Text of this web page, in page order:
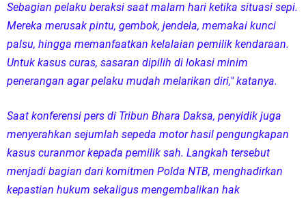
Sebagian pelaku beraksi saat malam hari ketika situasi sepi.
Mereka merusak pintu, gembok, jendela, memakai kunci
palsu, hingga memanfaatkan kelalaian pemilik kendaraan.
Untuk kasus curas, sasaran dipilih di lokasi minim
penerangan agar pelaku mudah melarikan diri," katanya.
Saat konferensi pers di Tribun Bhara Daksa, penyidik juga
menyerahkan sejumlah sepeda motor hasil pengungkapan
kasus curanmor kepada pemilik sah. Langkah tersebut
menjadi bagian dari komitmen Polda NTB, menghadirkan
kepastian hukum sekaligus mengembalikan hak